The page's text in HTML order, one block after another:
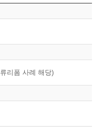
리폼 사례 해당)